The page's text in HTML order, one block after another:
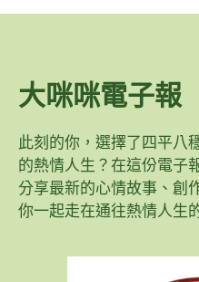
大咪咪電子報
此刻的你，選擇了四平八
的熱情人生？在這份電子
分享最新的心情故事、創
你一起走在通往熱情人生